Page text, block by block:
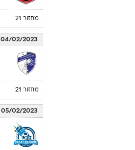
מחזור 21
04/02/2023
מחזור 21
05/02/2023